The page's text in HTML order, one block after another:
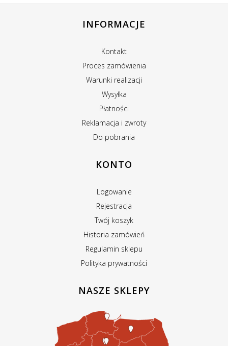
INFORMACJE
Kontakt
Proces zamówienia
Warunki realizacji
Wysyłka
Płatności
Reklamacja i zwroty
Do pobrania
KONTO
Logowanie
Rejestracja
Twój koszyk
Historia zamówień
Regulamin sklepu
Polityka prywatności
NASZE SKLEPY